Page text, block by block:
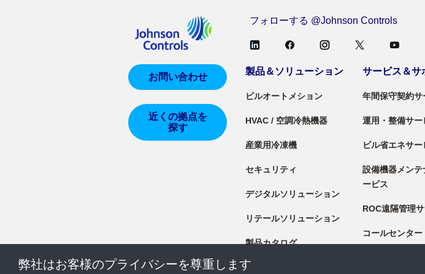
フォローする @Johnson Controls
お問い合わせ
近くの拠点を
探す
製品＆ソリューション
ビルオートメション
HVAC / 空調冷熱機器
産業用冷凍機
セキュリティ
デジタルソリューション
リテールソリューション
製品カタログ
製品資料
サービス＆サ
年間保守契約サ
運用・整備サー
ビル省エネサー
設備機器メンテ
ービス
ROC遠隔管理
コールセンター
弊社はお客様のプライバシーを尊重します